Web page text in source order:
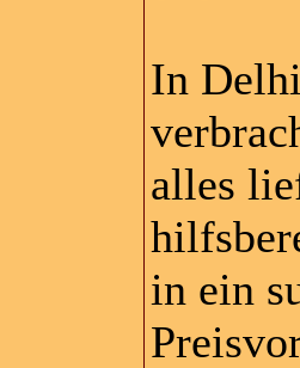
In
alles
in ein